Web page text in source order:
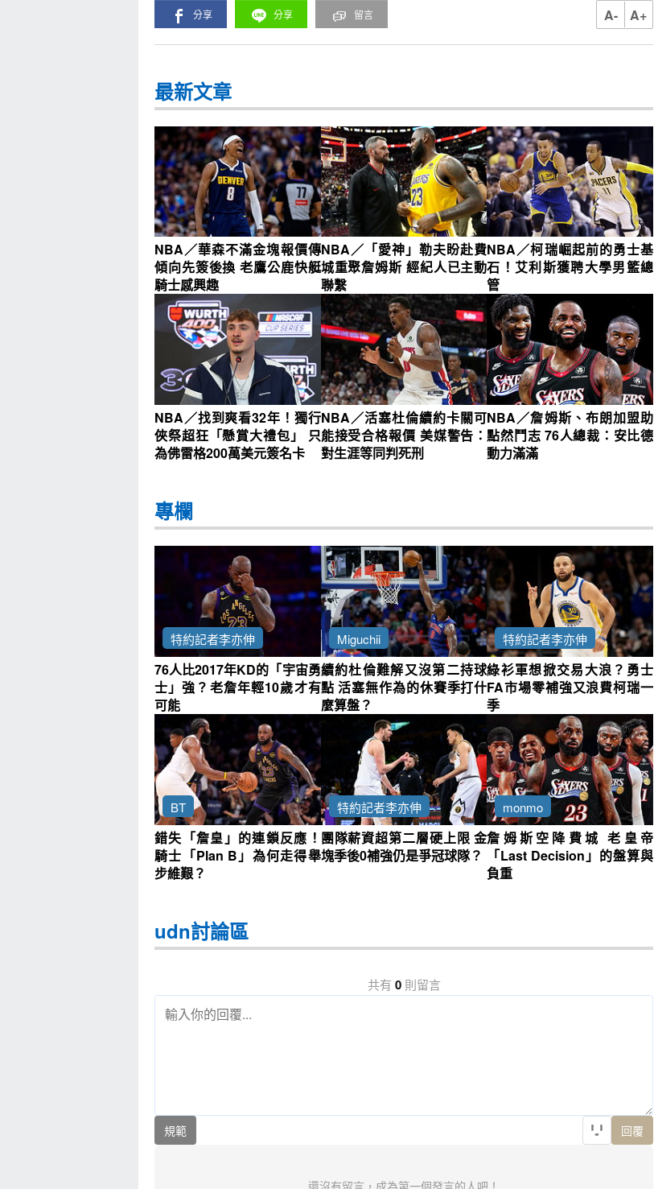
分享 分享 留言 A- A+
最新文章
NBA／華森不滿金塊報價傳
傾向先簽後換 老鷹公鹿快艇
騎士感興趣
NBA／「愛神」勒夫盼赴費
城重聚詹姆斯 經紀人已主動
聯繫
NBA／柯瑞崛起前的勇士基
石！艾利斯獲聘大學男籃總
管
NBA／找到爽看32年！獨行
俠祭超狂「懸賞大禮包」 只
為佛雷格200萬美元簽名卡
NBA／活塞杜倫續約卡關可
能接受合格報價 美媒警告：
對生涯等同判死刑
NBA／詹姆斯、布朗加盟助
點然鬥志 76人總裁：安比德
動力滿滿
專欄
特約記者李亦伸
76人比2017年KD的「宇宙勇
士」強？老詹年輕10歲才有
可能
Miguchii
續約杜倫難解又沒第二持球
點 活塞無作為的休賽季打什
麼算盤？
特約記者李亦伸
綠衫軍想掀交易大浪？勇士
FA市場零補強又浪費柯瑞一
季
BT
錯失「詹皇」的連鎖反應！
騎士「Plan B」為何走得舉
步維艱？
特約記者李亦伸
團隊薪資超第二層硬上限 金
塊季後0補強仍是爭冠球隊？
monmo
詹姆斯空降費城 老皇帝
「Last Decision」的盤算與
負重
udn討論區
共有 0則留言
規範 回覆
還沒有留言，成為第一個發言的人吧！